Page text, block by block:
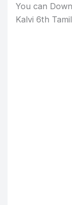
You can
Kalvi 6th